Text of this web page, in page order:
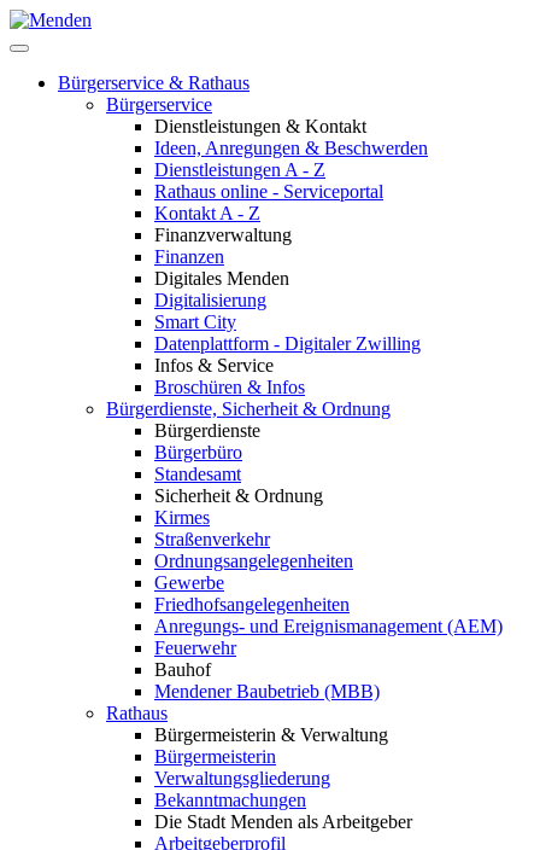
Bürgerservice & Rathaus
Bürgerservice
Dienstleistungen & Kontakt
Ideen, Anregungen & Beschwerden
Dienstleistungen A - Z
Rathaus online - Serviceportal
Kontakt A - Z
Finanzverwaltung
Finanzen
Digitales Menden
Digitalisierung
Smart City
Datenplattform - Digitaler Zwilling
Infos & Service
Broschüren & Infos
Bürgerdienste, Sicherheit & Ordnung
Bürgerdienste
Bürgerbüro
Standesamt
Sicherheit & Ordnung
Kirmes
Straßenverkehr
Ordnungsangelegenheiten
Gewerbe
Friedhofsangelegenheiten
Anregungs- und Ereignismanagement (AEM)
Feuerwehr
Bauhof
Mendener Baubetrieb (MBB)
Rathaus
Bürgermeisterin & Verwaltung
Bürgermeisterin
Verwaltungsgliederung
Bekanntmachungen
Die Stadt Menden als Arbeitgeber
Arbeitgeberprofil